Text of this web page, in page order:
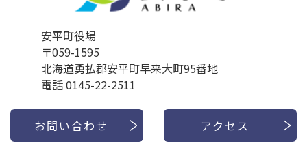
安平町役場
〒059-1595
北海道勇払郡安平町早来大町95番地
電話 0145-22-2511
お問い合わせ アクセス